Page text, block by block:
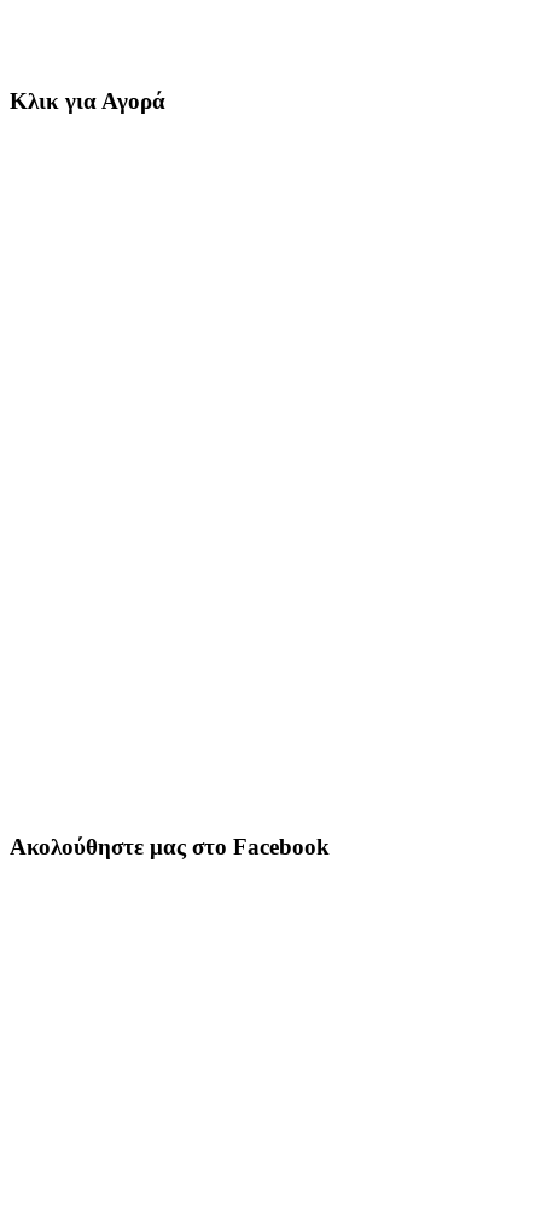
Κλικ για Αγορά
Ακολούθηστε μας στο Facebook